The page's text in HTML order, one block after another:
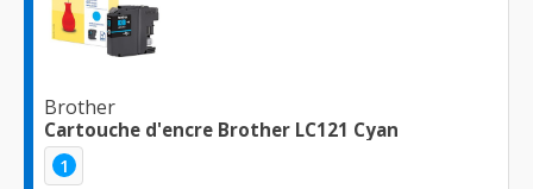
Brother
Cartouche d'encre Brother LC121 Cyan
1